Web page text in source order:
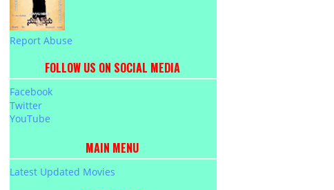
Report Abuse
FOLLOW US ON SOCIAL MEDIA
Facebook
Twitter
YouTube
MAIN MENU
Latest Updated Movies